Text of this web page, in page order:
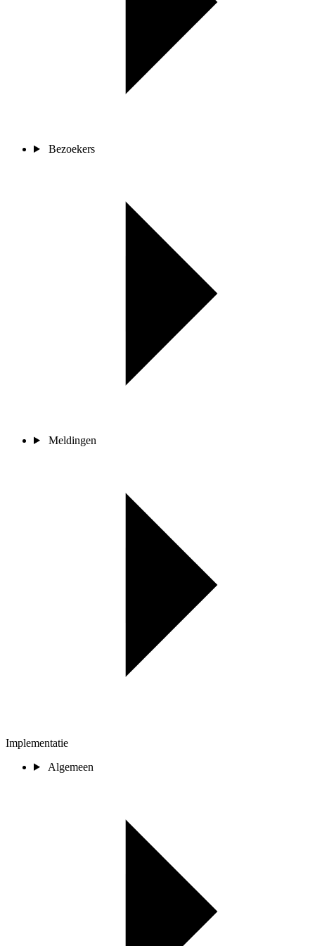
Bezoekers
Meldingen
Implementatie
Algemeen